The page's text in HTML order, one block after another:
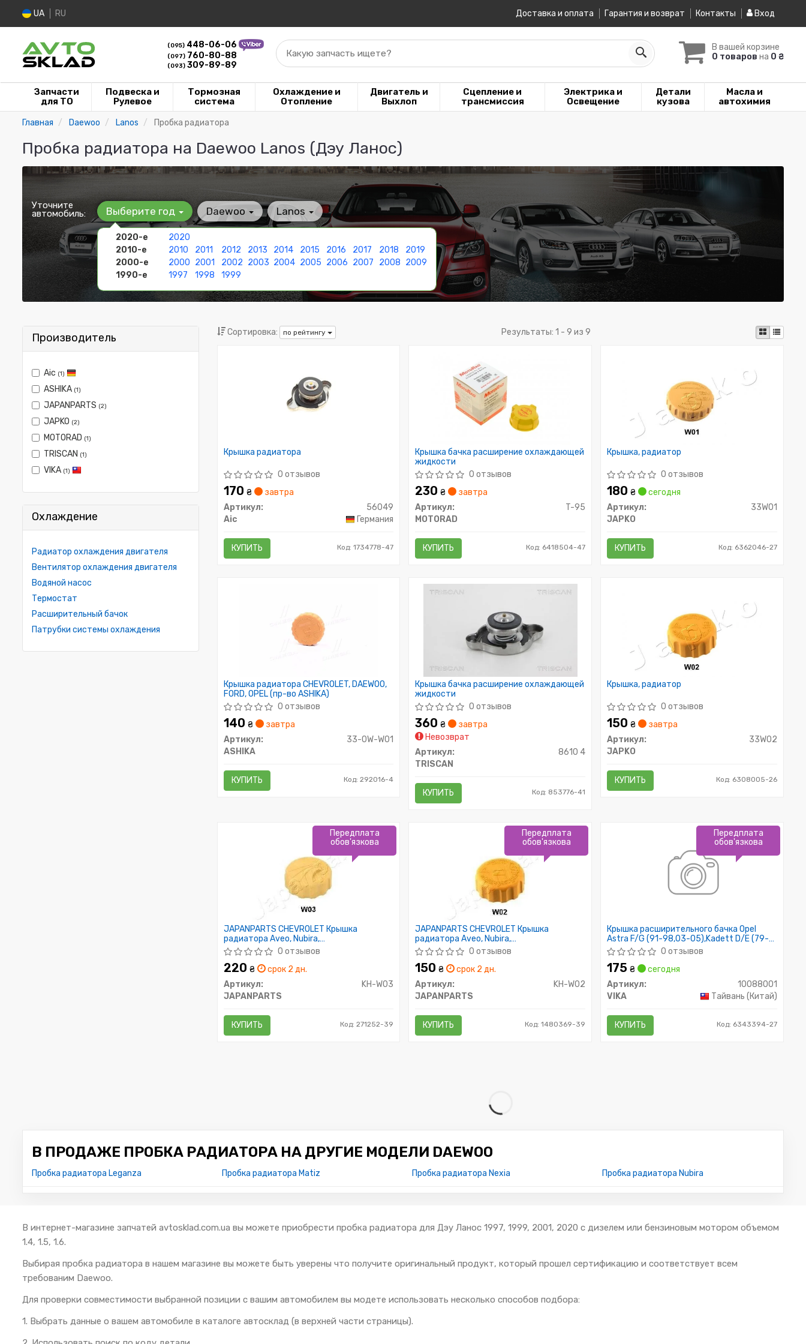
UA RU Доставка и оплата Гарантия и возврат Контакты Вход
(095) 448-06-06
(097) 760-80-88
(093) 309-89-89
В вашей корзине
0 товаров на 0 ₴
Какую запчасть ищете?
Запчасти
для ТО
Подвеска и
Рулевое
Тормозная
система
Охлаждение и
Отопление
Двигатель и
Выхлоп
Сцепление и
трансмиссия
Электрика и
Освещение
Детали
кузова
Масла и
автохимия
Главная Daewoo Lanos Пробка радиатора
Пробка радиатора на Daewoo Lanos (Дэу Ланос)
Уточните
автомобиль: Выберите год
2020-е
2020
2010-е
2010 2011 2012 2013 2014 2015 2016 2017 2018
2019
2000-е
2000 2001 2002 2003 2004 2005 2006 2007 2008 2009
1990-е
1997 1998 1999
Daewoo Lanos
Производитель
Aic (1)
ASHIKA (1)
JAPANPARTS (2)
JAPKO (2)
MOTORAD (1)
TRISCAN (1)
VIKA (1)
Охлаждение
Радиатор охлаждения двигателя
Вентилятор охлаждения двигателя
Водяной насос
Термостат
Расширительный бачок
Патрубки системы охлаждения
Сортировка: по рейтингу Результаты: 1 - 9 из 9
Крышка радиатора
0 отзывов
170 ₴
завтра
Артикул:
56049
Aic
Германия
КУПИТЬ Код: 1734778-47
Крышка бачка расширение охлаждающей
жидкости
0 отзывов
230₴
завтра
Артикул:
T-95
MOTORAD
КУПИТЬ Код: 6418504-47
Крышка, радиатор
0 отзывов
180₴
сегодня
Артикул:
33W01
JAPKO
КУПИТЬ Код: 6362046-27
Крышка радиатора CHEVROLET, DAEWOO,
FORD, OPEL (пр-во ASHIKA)
0 отзывов
140 ₴
завтра
Артикул:
33-0W-W01
ASHIKA
КУПИТЬ Код: 292016-4
Крышка бачка расширение охлаждающей
жидкости
0 отзывов
360₴
завтра
Невозврат
Артикул:
8610 4
TRISCAN
КУПИТЬ Код: 853776-41
Крышка, радиатор
0 отзывов
150₴
завтра
Артикул:
33W02
JAPKO
КУПИТЬ Код: 6308005-26
JAPANPARTS CHEVROLET Крышка
радиатора Aveo, Nubira,
Lacetti,Matiz,Ford,Opel
0 отзывов
220 ₴
срок 2 дн.
Артикул:
KH-W03
JAPANPARTS
КУПИТЬ Код: 271252-39
Передплата
обов'язкова
JAPANPARTS CHEVROLET Крышка
радиатора Aveo, Nubira,
Lacetti,Matiz,Ford,Opel
0 отзывов
150₴
срок 2 дн.
Артикул:
KH-W02
JAPANPARTS
КУПИТЬ Код: 1480369-39
Передплата
обов'язкова
Крышка расширительного бачка Opel
Astra F/G (91-98,03-05),Kadett D/E (79-
84,84-91) (10088001) vika
0 отзывов
175₴
сегодня
Артикул:
10088001
VIKA
Тайвань (Китай)
КУПИТЬ Код: 6343394-27
Передплата
обов'язкова
В ПРОДАЖЕ ПРОБКА РАДИАТОРА НА ДРУГИЕ МОДЕЛИ DAEWOO
Пробка радиатора Leganza Пробка радиатора Matiz Пробка радиатора Nexia Пробка радиатора Nubira
В интернет-магазине запчатей avtosklad.com.ua вы можете приобрести пробка радиатора для Дэу Ланос 1997, 1999, 2001, 2020 с дизелем или бензиновым мотором объемом
1.4, 1.5, 1.6.
Выбирая пробка радиатора в нашем магазине вы можете быть уверены что получите оригинальный продукт, который прошел сертификацию и соответствует всем
требованим Daewoo.
Для проверки совместимости выбранной позиции с вашим автомобилем вы модете использовать несколько способов подбора:
1. Выбрать данные о вашем автомобиле в каталоге автосклад (в верхней части страницы).